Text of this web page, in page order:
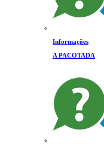
Informações
A PACOTADA